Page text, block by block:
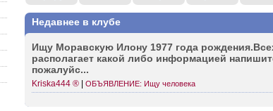
Недавнее в клубе
Ищу Моравскую Илону 1977 года
распо­лагает какой либо инфор­мацией
пожал­уйс...
Kriska444 ® ОБЪЯВЛЕНИЕ: Ищу человека